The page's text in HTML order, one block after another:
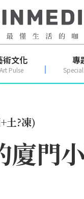
術文化
Art Pulse
專
Special
土?凍)
廈門